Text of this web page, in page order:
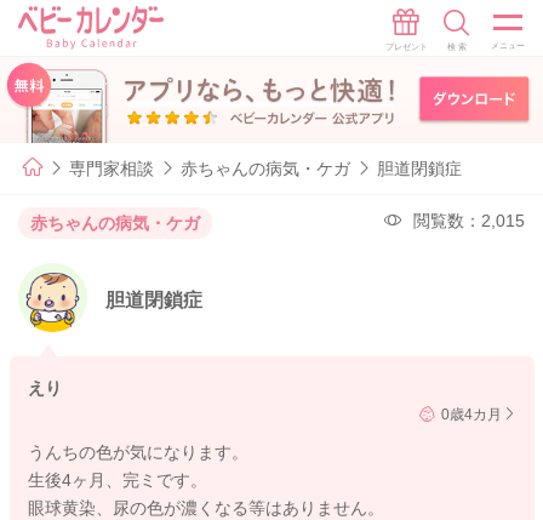
専門家相談 赤ちゃんの病気・ケガ 胆道閉鎖症
赤ちゃんの病気・ケガ 閲覧数：2,015
胆道閉鎖症
えり
0歳4カ月
うんちの色が気になります。
生後4ヶ月、完ミです。
眼球黄染、尿の色が濃くなる等はありません。